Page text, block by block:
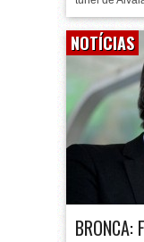
NOTÍCIAS